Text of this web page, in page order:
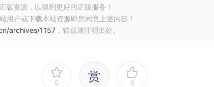
版资源，以得到更好的正版服务！
用户或下载本站资源即您同意上述内容！
archives/1157 ，转载请注明出处。
0 赏 0